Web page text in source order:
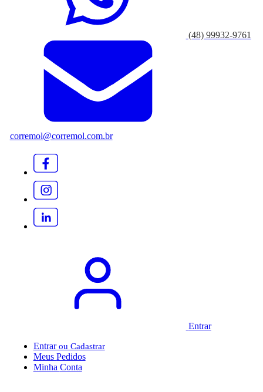
(48) 99932-9761
corremol@corremol.com.br
Entrar
Entrar
Meus Pedidos
Minha Conta